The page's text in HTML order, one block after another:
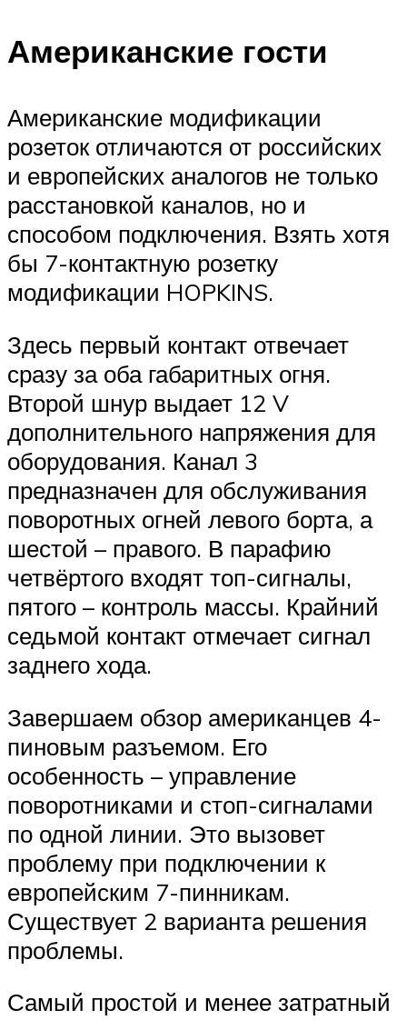
Американские гости
Американские модификации
розеток отличаются от российских
и европейских аналогов не только
расстановкой каналов, но и
способом подключения. Взять хотя
бы 7-контактную розетку
модификации HOPKINS.
Здесь первый контакт отвечает
сразу за оба габаритных огня.
Второй шнур выдает 12 V
дополнительного напряжения для
оборудования. Канал 3
предназначен для обслуживания
поворотных огней левого борта, а
шестой – правого. В парафию
четвёртого входят топ-сигналы,
пятого – контроль массы. Крайний
седьмой контакт отмечает сигнал
заднего хода.
Завершаем обзор американцев 4-
пиновым разъемом. Его
особенность – управление
поворотниками и стоп-сигналами
по одной линии. Это вызовет
проблему при подключении к
европейским 7-пинникам.
Существует 2 варианта решения
проблемы.
Самый простой и менее затратный